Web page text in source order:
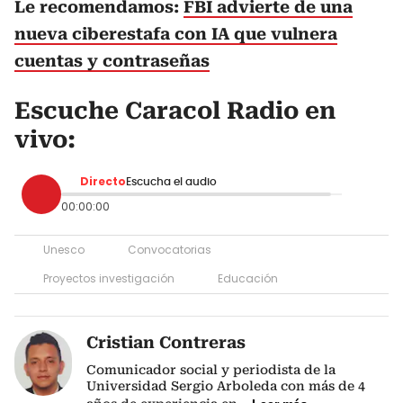
Le recomendamos: FBI advierte de una
nueva ciberestafa con IA que vulnera
cuentas y contraseñas
Escuche Caracol Radio en
vivo:
Directo Escucha el audio
00:00:00
Unesco
Convocatorias
Proyectos investigación
Educación
Cristian Contreras
Comunicador social y periodista de la
Universidad Sergio Arboleda con más de 4